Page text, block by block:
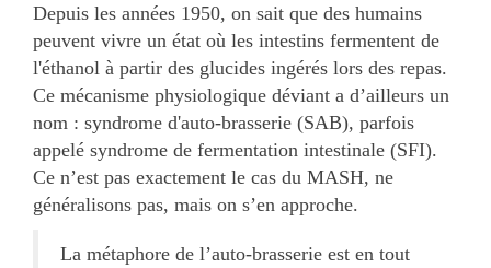
Depuis les années 1950, on sait que des humains
peuvent vivre un état où les intestins fermentent de
l'éthanol à partir des glucides ingérés lors des repas.
Ce mécanisme physiologique déviant a d’ailleurs un
nom : syndrome d'auto-brasserie (SAB), parfois
appelé syndrome de fermentation intestinale (SFI).
Ce n’est pas exactement le cas du MASH, ne
généralisons pas, mais on s’en approche.
La métaphore de l’auto-brasserie est en tout